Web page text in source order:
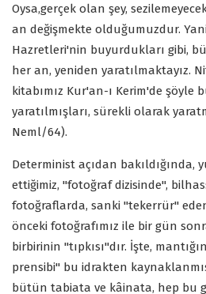
Oysa,gerçek olan şey,
an değişmekte olduğumuzdur.
Hazretleri'nin buyurdukları gibi,
her an, yeniden yaratılmaktayız.
kitabımız Kur'an-ı Kerim'de şöyle
yaratılmışları, sürekli olarak
Neml/64).
Determinist açıdan bakıldığında,
ettiğimiz, "fotoğraf dizisinde",
fotoğraflarda, sanki "tekerrür"
önceki fotoğrafımız ile bir gün
birbirinin "tıpkısı"dır. İşte,
prensibi" bu idrakten
bütün tabiata ve kâinata, hep bu